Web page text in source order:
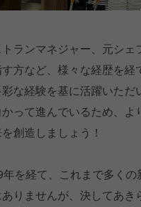
ランマネジャー、元シ
す方など、様々な経歴を
な経験を基に活躍いた
って進んでいるため、
創造しましょう！
を経て、これまで多く
りませんが、決してあ